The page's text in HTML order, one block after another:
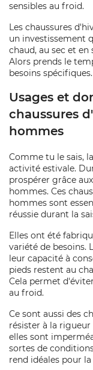
sensibles au froid.
Les chaussures
un investissement
chaud, au sec et
Alors prends le
besoins spécifiques.
Usages et
chaussures
hommes
Comme tu le sais,
activité estivale.
prospérer grâce
hommes. Ces
hommes sont
réussie durant la
Elles ont été
variété de besoins.
leur capacité à
pieds restent au
Cela permet
au froid.
Ce sont aussi des
résister à la
elles sont
sortes de
rend idéales pour